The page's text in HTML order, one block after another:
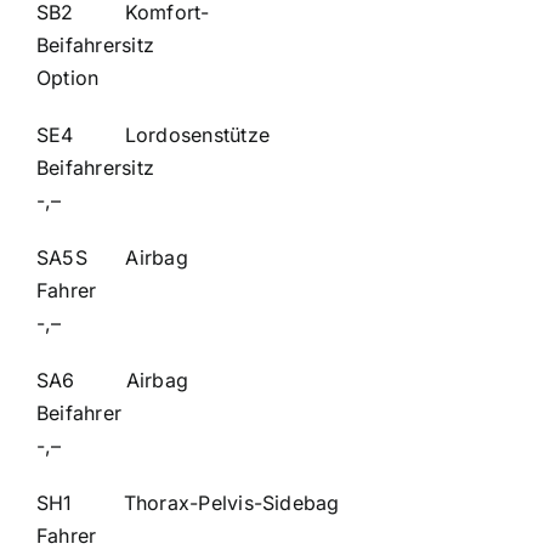
SB2 Komfort-
Option
SE4 Lordosenstütze
-,–
SA5S Airbag
-,–
SA6 Airbag
-,–
SH1 Thorax-Pelvis-Sidebag